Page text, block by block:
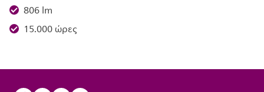
806 lm
15.000 ώρες